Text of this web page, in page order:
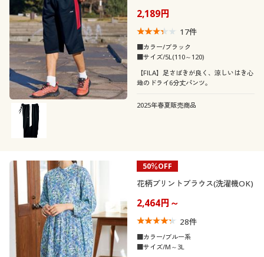
2,189円
17件
■カラー/ブラック
■サイズ/5L(110～120)
【FILA】足さばきが良く、涼しいはき心
地のドライ6分丈パンツ。
2025年春夏販売商品
50％OFF
花柄プリントブラウス(洗濯機OK)
2,464円～
28件
■カラー/ブルー系
■サイズ/M～3L